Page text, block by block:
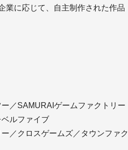
業に応じて、自主制作された作品
／SAMURAIゲームファクトリー
ルファイブ
／クロスゲームズ／タウンファク